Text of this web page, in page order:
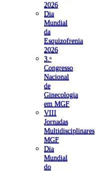
2026
Dia
Mundial
da
Esquizofrenia
2026
3.ᵒ
Congresso
Nacional
de
Ginecologia
em MGF
VIII
Jornadas
Multidisciplinares
MGF
Dia
Mundial
do